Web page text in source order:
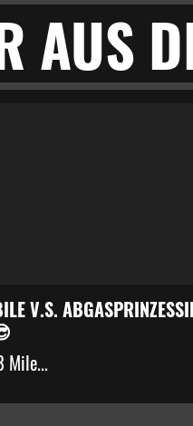
AUS
V.S.
Mile...